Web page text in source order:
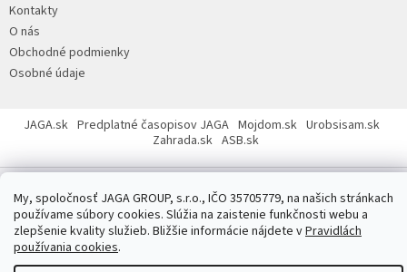
My, spoločnosť JAGA GROUP, s.r.o., IČO 35705779, na našich stránkach
používame súbory cookies. Slúžia na zaistenie funkčnosti webu a
zlepšenie kvality služieb. Bližšie informácie nájdete vPravidlách
používania cookies.
e
Kontakty
O nás
Obchodné podmienky
Osobné údaje
JAGA.sk Predplatné časopisov JAGA Mojdom.sk Urobsisam.sk
Zahrada.sk ASB.sk
Copyright 2026JAGASTORE.sk
nastavenie cookies